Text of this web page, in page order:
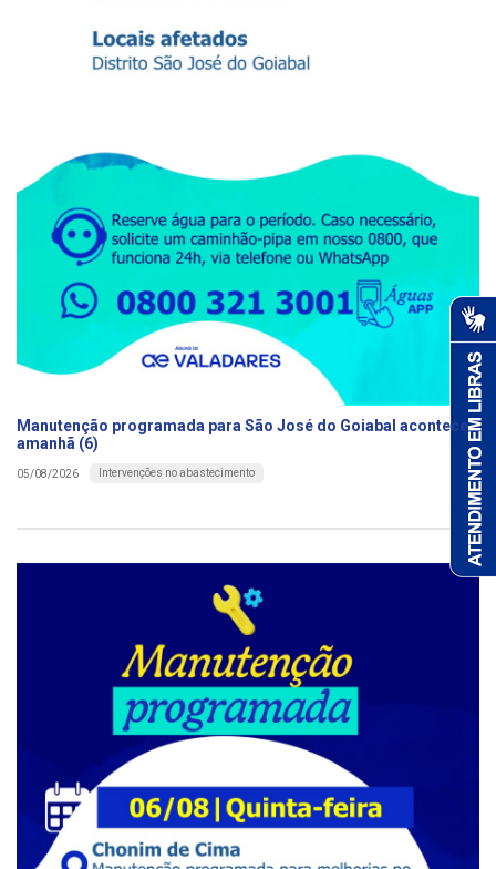
Manutenção programada para São José do Goiabal acontece
amanhã (6)
05/08/2026 Intervenções no abastecimento